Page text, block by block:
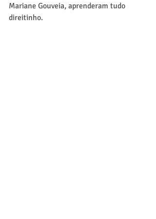
Mariane Gouveia, aprenderam tudo
direitinho.